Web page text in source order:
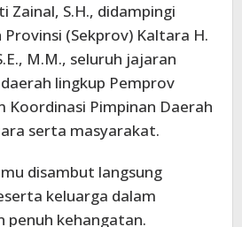
Zainal, S.H., didampingi
(Sekprov) Kaltara H.
M.M., seluruh jajaran
lingkup Pemprov
Koordinasi Pimpinan Daerah
serta masyarakat.
disambut langsung
keluarga dalam
penuh kehangatan.